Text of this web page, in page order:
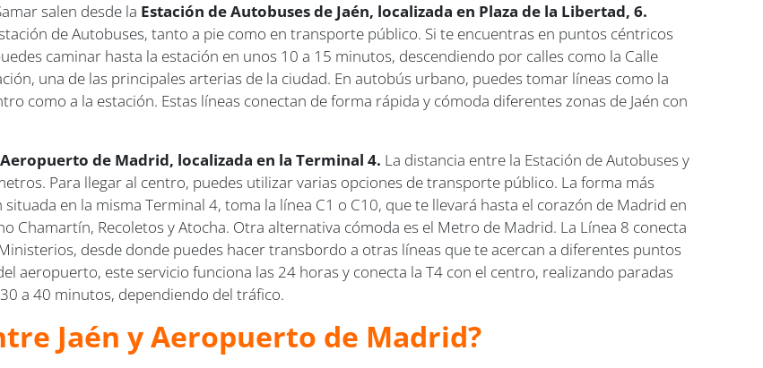
salen desde la Estación de Autobuses de Jaén, localizada en Plaza de la Libertad, 6.
de Autobuses, tanto a pie como en transporte público. Si te encuentras en puntos céntricos
caminar hasta la estación en unos 10 a 15 minutos, descendiendo por calles como la Calle
una de las principales arterias de la ciudad. En autobús urbano, puedes tomar líneas como la
como a la estación. Estas líneas conectan de forma rápida y cómoda diferentes zonas de Jaén con
de Madrid, localizada en la Terminal 4. La distancia entre la Estación de Autobuses y
Para llegar al centro, puedes utilizar varias opciones de transporte público. La forma más
en la misma Terminal 4, toma la línea C1 o C10, que te llevará hasta el corazón de Madrid en
Chamartín, Recoletos y Atocha. Otra alternativa cómoda es el Metro de Madrid. La Línea 8 conecta
desde donde puedes hacer transbordo a otras líneas que te acercan a diferentes puntos
aeropuerto, este servicio funciona las 24 horas y conecta la T4 con el centro, realizando paradas
a 40 minutos, dependiendo del tráfico.
Jaén y Aeropuerto de Madrid?